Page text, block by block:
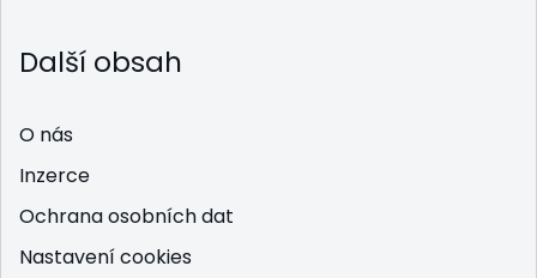
Další obsah
O nás
Inzerce
Ochrana osobních dat
Nastavení cookies